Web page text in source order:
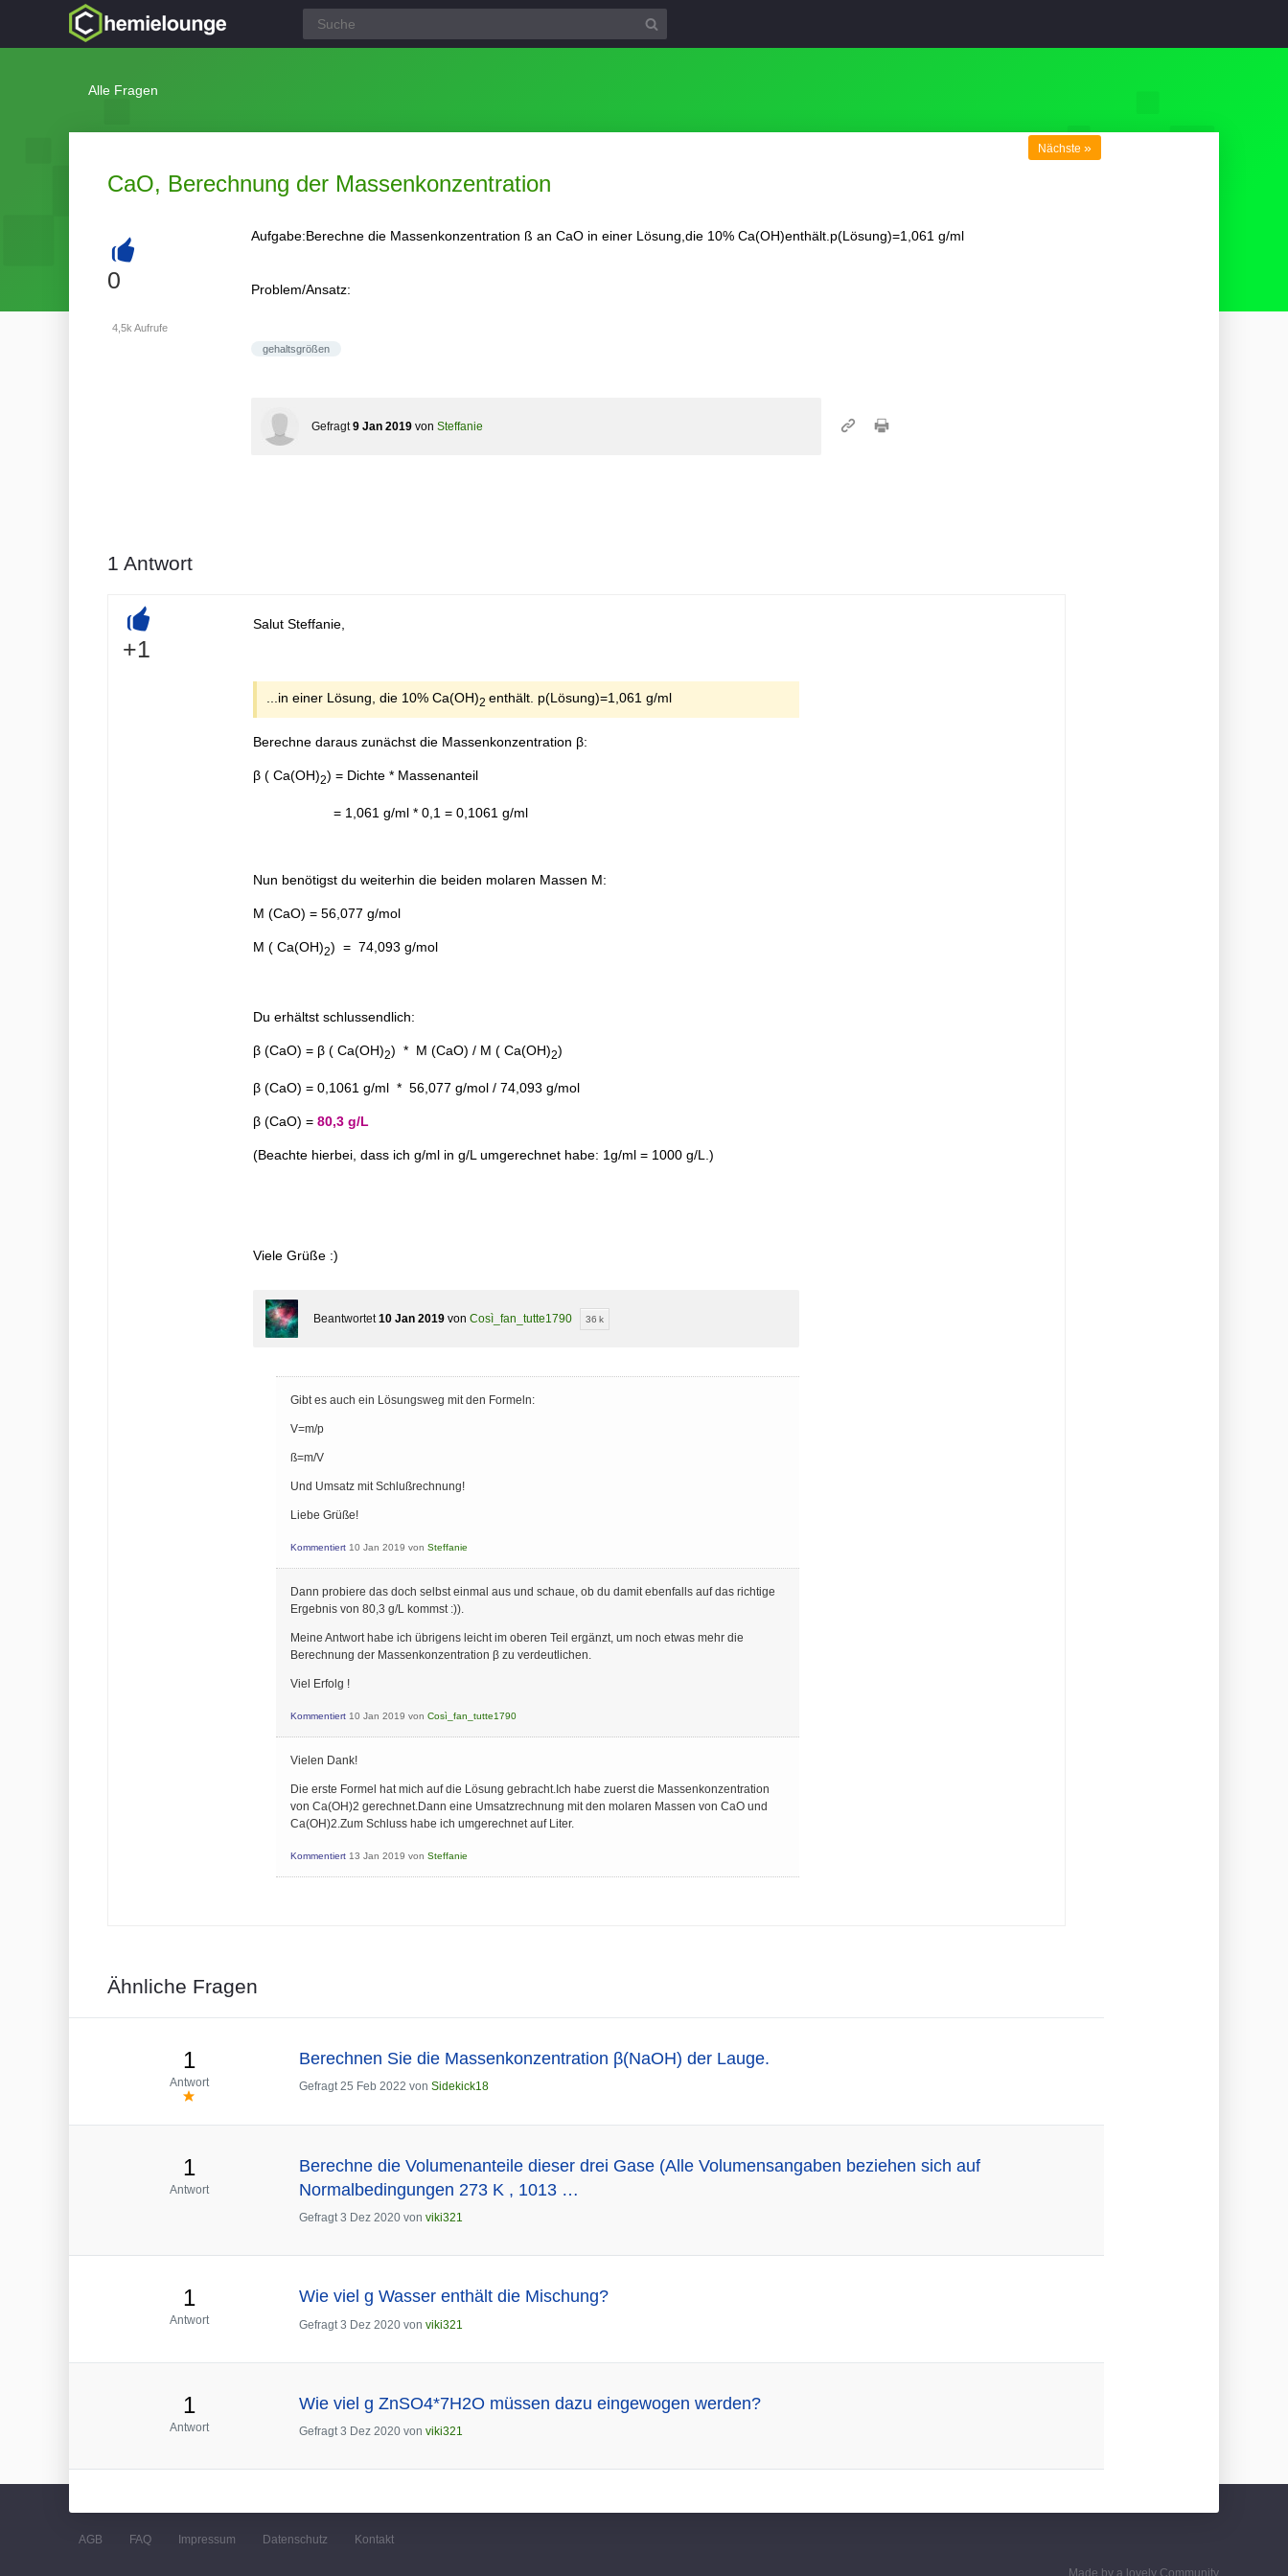
Alle Fragen
CaO, Berechnung der Massenkonzentration
Nächste »
+
0
4,5k Aufrufe
Aufgabe:Berechne die Massenkonzentration ß an CaO in einer Lösung,die 10% Ca(OH)enthält.p(Lösung)=1,061 g/ml
Problem/Ansatz:
gehaltsgrößen
Gefragt 9 Jan 2019 von Steffanie
1 Antwort
+
+1
Salut Steffanie,
...in einer Lösung, die 10% Ca(OH)2 enthält. p(Lösung)=1,061 g/ml
Berechne daraus zunächst die Massenkonzentration β:
β ( Ca(OH)2) = Dichte * Massenanteil
= 1,061 g/ml * 0,1 = 0,1061 g/ml
Nun benötigst du weiterhin die beiden molaren Massen M:
M (CaO) = 56,077 g/mol
M ( Ca(OH)2) = 74,093 g/mol
Du erhältst schlussendlich:
β (CaO) = β ( Ca(OH)2) * M (CaO) / M ( Ca(OH)2)
β (CaO) = 0,1061 g/ml * 56,077 g/mol / 74,093 g/mol
β(CaO) = 80,3 g/L
(Beachte hierbei, dass ich g/ml in g/L umgerechnet habe: 1g/ml = 1000 g/L.)
Viele Grüße :)
Beantwortet 10 Jan 2019 von Così_fan_tutte1790 36 k
Gibt es auch ein Lösungsweg mit den Formeln:
V=m/p
ß=m/V
Und Umsatz mit Schlußrechnung!
Liebe Grüße!
Kommentiert 10 Jan 2019 von Steffanie
Dann probiere das doch selbst einmal aus und schaue, ob du damit ebenfalls auf das richtige
Ergebnis von 80,3 g/L kommst :)).
Meine Antwort habe ich übrigens leicht im oberen Teil ergänzt, um noch etwas mehr die
Berechnung der Massenkonzentration β zu verdeutlichen.
Viel Erfolg !
Kommentiert 10 Jan 2019 von Così_fan_tutte1790
Vielen Dank!
Die erste Formel hat mich auf die Lösung gebracht.Ich habe zuerst die Massenkonzentration
von Ca(OH)2 gerechnet.Dann eine Umsatzrechnung mit den molaren Massen von CaO und
Ca(OH)2.Zum Schluss habe ich umgerechnet auf Liter.
Kommentiert 13 Jan 2019 von Steffanie
Ähnliche Fragen
1
Antwort
Berechnen Sie die Massenkonzentration β(NaOH) der Lauge.
Gefragt 25 Feb 2022 von Sidekick18
1
Antwort
Berechne die Volumenanteile dieser drei Gase (Alle Volumensangaben beziehen sich auf
Normalbedingungen 273 K , 1013 …
Gefragt 3 Dez 2020 von viki321
1
Antwort
Wie viel g Wasser enthält die Mischung?
Gefragt 3 Dez 2020 von viki321
1
Antwort
Wie viel g ZnSO4*7H2O müssen dazu eingewogen werden?
Gefragt 3 Dez 2020 von viki321
AGB FAQ Impressum Datenschutz Kontakt
Made by a lovely Community